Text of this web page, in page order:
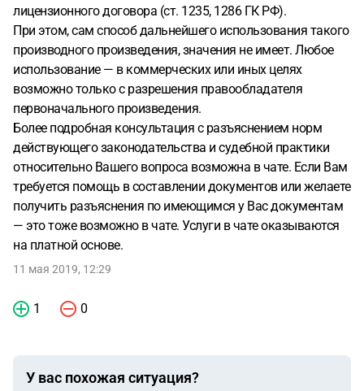
лицензионного договора (ст. 1235, 1286 ГК РФ).
При этом, сам способ дальнейшего использования такого
производного произведения, значения не имеет. Любое
использование — в коммерческих или иных целях
возможно только с разрешения правообладателя
первоначального произведения.
Более подробная консультация с разъяснением норм
действующего законодательства и судебной практики
относительно Вашего вопроса возможна в чате. Если Вам
требуется помощь в составлении документов или желаете
получить разъяснения по имеющимся у Вас документам
— это тоже возможно в чате. Услуги в чате оказываются
на платной основе.
11 мая 2019, 12:29
1 0
У вас похожая ситуация?